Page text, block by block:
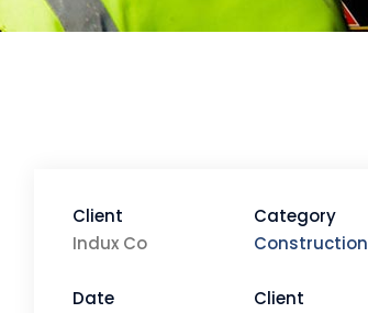
Client
Indux Co
Category
Construction
Date
Client